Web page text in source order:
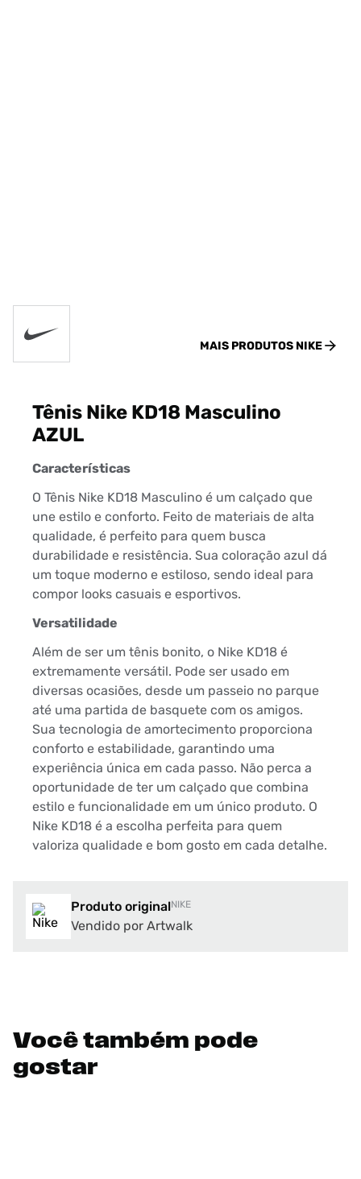
MAIS PRODUTOS NIKE
Tênis Nike KD18 Masculino
AZUL
Características
O Tênis Nike KD18 Masculino é um calçado que
une estilo e conforto. Feito de materiais de alta
qualidade, é perfeito para quem busca
durabilidade e resistência. Sua coloração azul dá
um toque moderno e estiloso, sendo ideal para
compor looks casuais e esportivos.
Versatilidade
Além de ser um tênis bonito, o Nike KD18 é
extremamente versátil. Pode ser usado em
diversas ocasiões, desde um passeio no parque
até uma partida de basquete com os amigos.
Sua tecnologia de amortecimento proporciona
conforto e estabilidade, garantindo uma
experiência única em cada passo. Não perca a
oportunidade de ter um calçado que combina
estilo e funcionalidade em um único produto. O
Nike KD18 é a escolha perfeita para quem
valoriza qualidade e bom gosto em cada detalhe.
Produto originalNIKE
Vendido por Artwalk
Você também pode
gostar